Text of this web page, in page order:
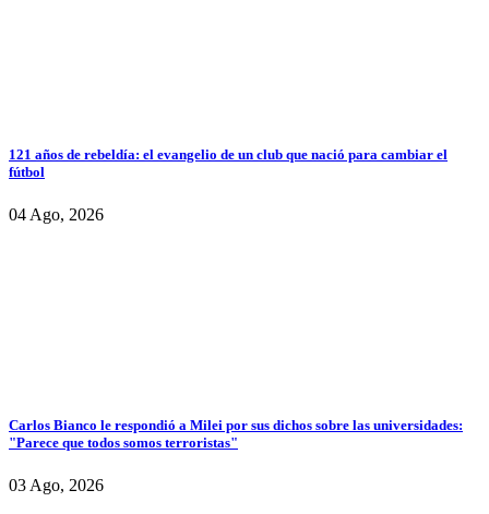
121 años de rebeldía: el evangelio de un club que nació para cambiar el
fútbol
04 Ago, 2026
Carlos Bianco le respondió a Milei por sus dichos sobre las universidades:
"Parece que todos somos terroristas"
03 Ago, 2026